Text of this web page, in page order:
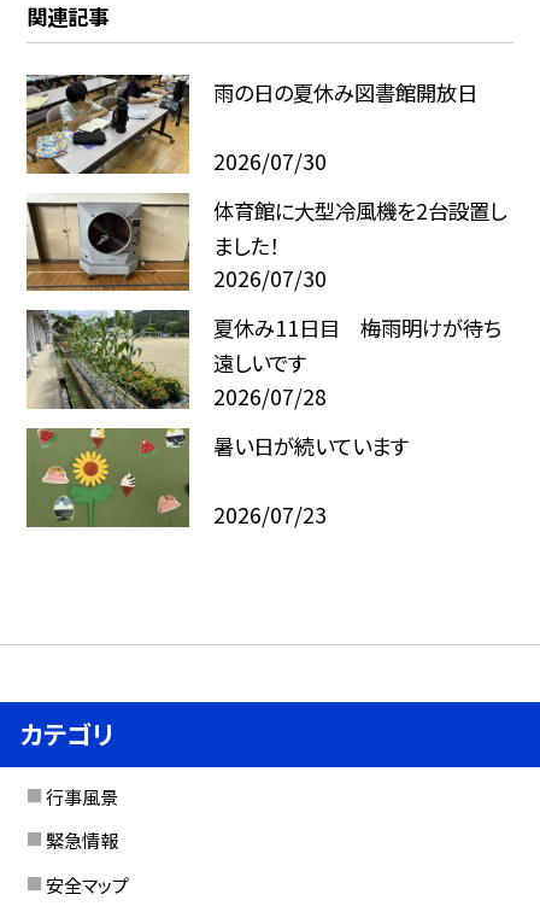
関連記事
雨の日の夏休み図書館開放日
2026/07/30
体育館に大型冷風機を2台設置し
ました！
2026/07/30
夏休み11日目 梅雨明けが待ち
遠しいです
2026/07/28
暑い日が続いています
2026/07/23
カテゴリ
行事風景
緊急情報
安全マップ